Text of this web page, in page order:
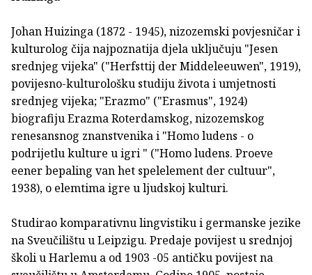
Johan Huizinga (1872 - 1945), nizozemski povjesničar i
kulturolog čija najpoznatija djela uključuju "Jesen
srednjeg vijeka" ("Herfsttij der Middeleeuwen", 1919),
povijesno-kulturološku studiju života i umjetnosti
srednjeg vijeka; "Erazmo" ("Erasmus", 1924)
biografiju Erazma Roterdamskog, nizozemskog
renesansnog znanstvenika i "Homo ludens - o
podrijetlu kulture u igri " ("Homo ludens. Proeve
eener bepaling van het spelelement der cultuur",
1938), o elemtima igre u ljudskoj kulturi.
Studirao komparativnu lingvistiku i germanske jezike
na Sveučilištu u Leipzigu. Predaje povijest u srednjoj
školi u Harlemu a od 1903 -05 antičku povijest na